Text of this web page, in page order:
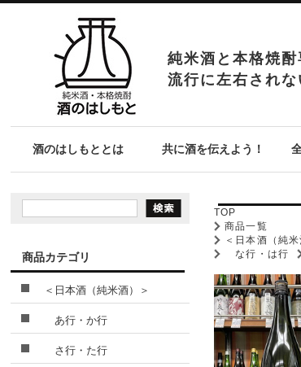
純米酒と本格焼酎
流行に左右されな
酒のはしもととは 共に酒を伝えよう！
TOP
商品一覧
＜日本酒（純米
な行・は行
商品カテゴリ
＜日本酒（純米酒）＞
あ行・か行
さ行・た行